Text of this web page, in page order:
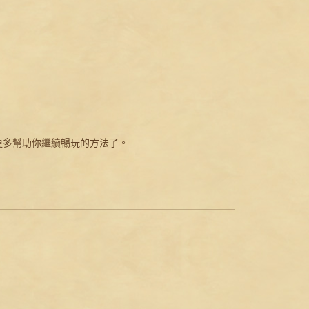
幫助你繼續暢玩的方法了。